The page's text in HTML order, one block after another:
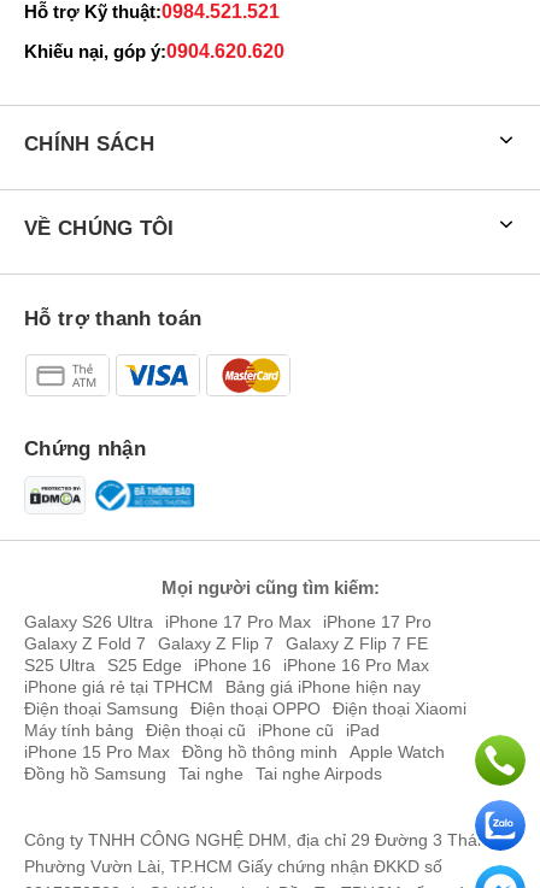
Hỗ trợ Kỹ thuật:0984.521.521
Khiếu nại, góp ý:0904.620.620
CHÍNH SÁCH
VỀ CHÚNG TÔI
Hỗ trợ thanh toán
Chứng nhận
Mọi người cũng tìm kiếm:
Galaxy S26 Ultra iPhone 17 Pro Max
iPhone 17 Pro
Galaxy Z Fold 7
Galaxy Z Flip 7
Galaxy Z Flip 7 FE
S25 Ultra
S25 Edge iPhone 16
iPhone 16 Pro Max
iPhone giá rẻ tại TPHCM
Bảng giá iPhone hiện nay
Điện thoại Samsung
Điện thoại OPPO
Điện thoại Xiaomi
Máy tính bảng
Điện thoại cũ iPhone cũ
iPad
iPhone 15 Pro Max
Đồng hồ thông minh
Apple Watch
Đồng hồ Samsung
Tai nghe Tai nghe Airpods
Công ty TNHH CÔNG NGHỆ DHM, địa chỉ 29 Đường 3 Tháng 2,
Phường Vườn Lài, TP.HCM Giấy chứng nhận ĐKKD số